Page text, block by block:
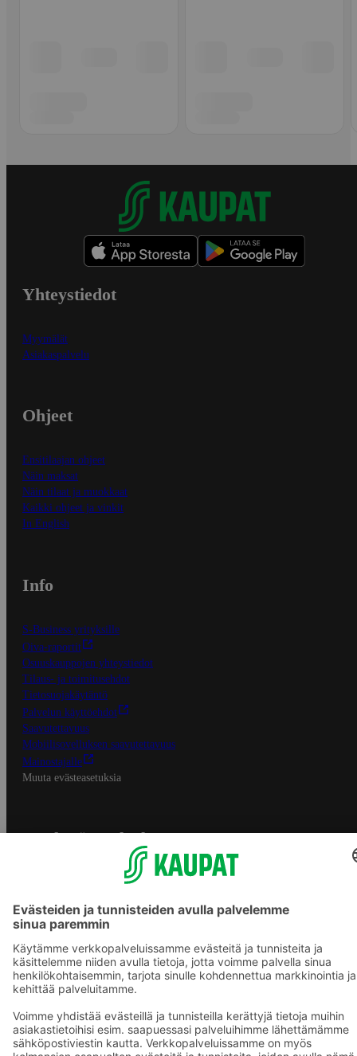
Yhteystiedot
Myymälät
Asiakaspalvelu
Ohjeet
Ensitilaajan ohjeet
Näin maksat
Näin tilaat ja muokkaat
Kaikki ohjeet ja vinkit
In English
Info
S-Business yrityksille
Oiva-raportit
Osuuskauppojen yhteystiedot
Tilaus- ja toimitusehdot
Tietosuojakäytäntö
Palvelun käyttöehdot
Saavutettavuus
Mobiilisovelluksen saavutettavuus
Mainostajalle
Muuta evästeasetuksia
S-ryhmän palvelut
Asiakasomistajuus
Yhteishyvä Ruoka -sovellus
Prisma.fi
Sokos.fi
S-Pankki
Sokos Hotels
Raflaamo